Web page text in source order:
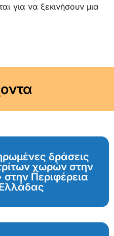
για να ξεκινήσουν μια
δράσεις
χωρών στην
Περιφέρεια